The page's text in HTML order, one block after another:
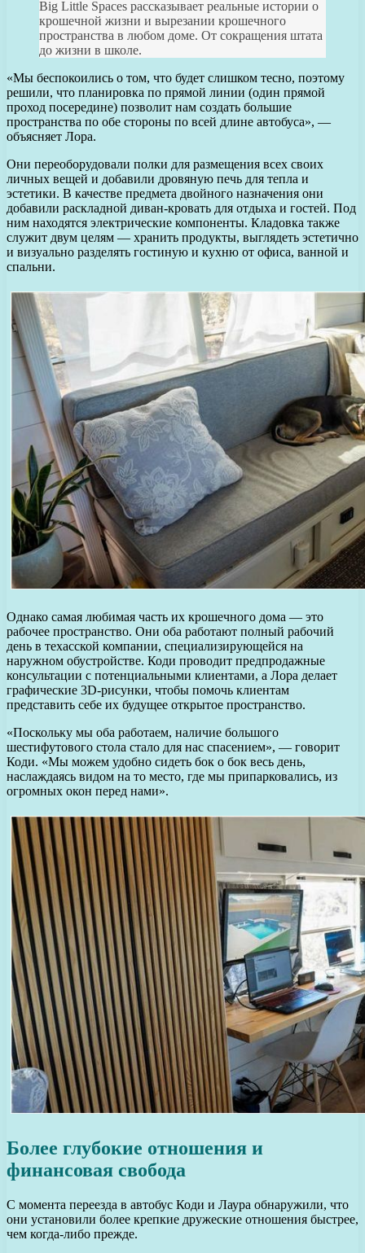
Big Little Spaces рассказывает реальные истории о
крошечной жизни и вырезании крошечного
пространства в любом доме. От сокращения штата
до жизни в школе.
«Мы беспокоились о том, что будет слишком тесно, поэтому
решили, что планировка по прямой линии (один прямой
проход посередине) позволит нам создать большие
пространства по обе стороны по всей длине автобуса», —
объясняет Лора.
Они переоборудовали полки для размещения всех своих
личных вещей и добавили дровяную печь для тепла и
эстетики. В качестве предмета двойного назначения они
добавили раскладной диван-кровать для отдыха и гостей. Под
ним находятся электрические компоненты. Кладовка также
служит двум целям — хранить продукты, выглядеть эстетично
и визуально разделять гостиную и кухню от офиса, ванной и
спальни.
Однако самая любимая часть их крошечного дома — это
рабочее пространство. Они оба работают полный рабочий
день в техасской компании, специализирующейся на
наружном обустройстве. Коди проводит предпродажные
консультации с потенциальными клиентами, а Лора делает
графические 3D-рисунки, чтобы помочь клиентам
представить себе их будущее открытое пространство.
«Поскольку мы оба работаем, наличие большого
шестифутового стола стало для нас спасением», — говорит
Коди. «Мы можем удобно сидеть бок о бок весь день,
наслаждаясь видом на то место, где мы припарковались, из
огромных окон перед нами».
Более глубокие отношения и
финансовая свобода
С момента переезда в автобус Коди и Лаура обнаружили, что
они установили более крепкие дружеские отношения быстрее,
чем когда-либо прежде.